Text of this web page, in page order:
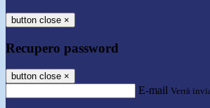
button close ×
Recupero password
button close ×
E-mail Verrà